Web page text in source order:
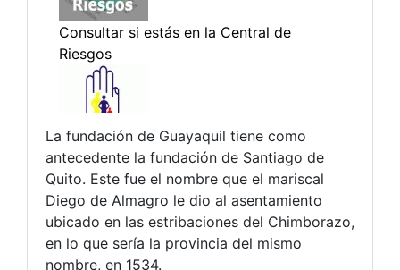
La fundación de Guayaquil tiene como
antecedente la fundación de Santiago de
Quito. Este fue el nombre que el mariscal
Diego de Almagro le dio al asentamiento
ubicado en las estribaciones del Chimborazo,
en lo que sería la provincia del mismo
nombre, en 1534.